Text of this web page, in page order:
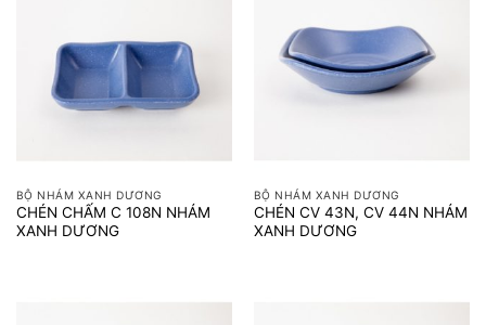
BỘ NHÁM XANH DƯƠNG
CHÉN CHẤM C 108N NHÁM
XANH DƯƠNG
BỘ NHÁM XANH DƯƠNG
CHÉN CV 43N, CV 44N NHÁM
XANH DƯƠNG